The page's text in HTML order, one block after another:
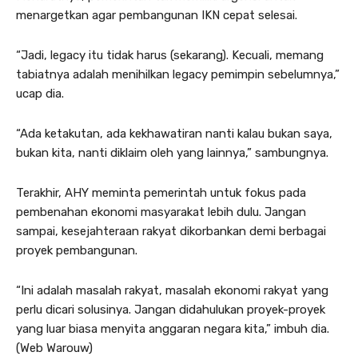
menargetkan agar pembangunan IKN cepat selesai.
“Jadi, legacy itu tidak harus (sekarang). Kecuali, memang
tabiatnya adalah menihilkan legacy pemimpin sebelumnya,”
ucap dia.
“Ada ketakutan, ada kekhawatiran nanti kalau bukan saya,
bukan kita, nanti diklaim oleh yang lainnya,” sambungnya.
Terakhir, AHY meminta pemerintah untuk fokus pada
pembenahan ekonomi masyarakat lebih dulu. Jangan
sampai, kesejahteraan rakyat dikorbankan demi berbagai
proyek pembangunan.
“Ini adalah masalah rakyat, masalah ekonomi rakyat yang
perlu dicari solusinya. Jangan didahulukan proyek-proyek
yang luar biasa menyita anggaran negara kita,” imbuh dia.
(Web Warouw)